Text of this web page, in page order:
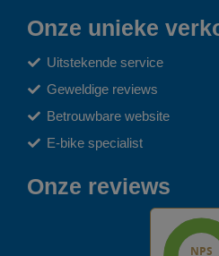
Onze unieke
Uitstekende service
Geweldige reviews
Betrouwbare website
E-bike specialist
Onze reviews